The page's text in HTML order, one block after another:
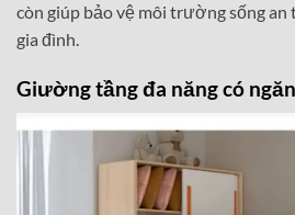
còn giúp bảo vệ môi trường sống an
gia đình.
Giường tầng đa năng có